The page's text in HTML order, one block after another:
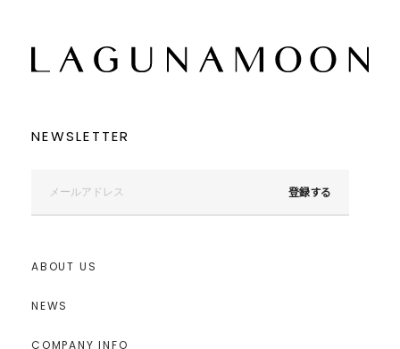
NEWSLETTER
登録する
ABOUT US
NEWS
COMPANY INFO